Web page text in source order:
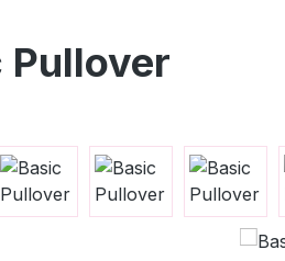
Pullover